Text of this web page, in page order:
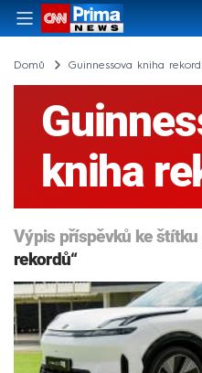
Domů Guinnessova kniha
kniha
Výpis příspěvků ke štítku
rekordů“